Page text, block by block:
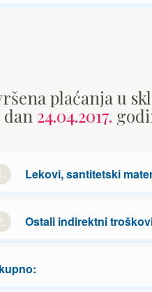
plaćanja u
dan 24.04.2017.
Lekovi, santitetski
Ostali indirektni